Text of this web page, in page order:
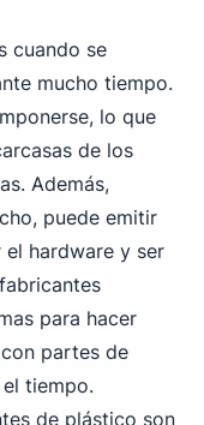
cuando se
mucho tiempo.
lo que
de los
Además,
puede emitir
el hardware y ser
para hacer
partes de
tiempo.
de plástico son